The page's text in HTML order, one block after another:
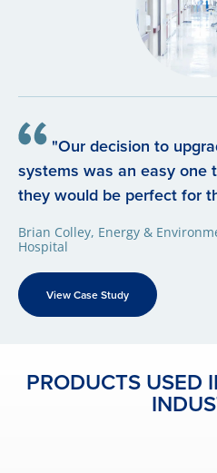
"Our decision to
systems was an easy one
they would be perfect for
Brian Colley, Energy &
Hospital
View Case Study
PRODUCTS USED